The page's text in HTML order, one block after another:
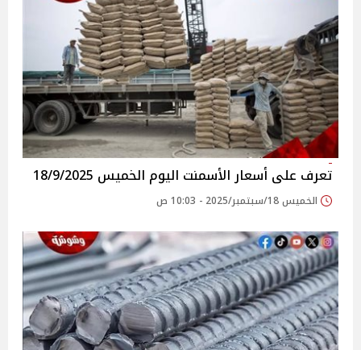
تعرف على أسعار الأسمنت اليوم الخميس 18/9/2025
الخميس 18/سبتمبر/2025 - 10:03 ص